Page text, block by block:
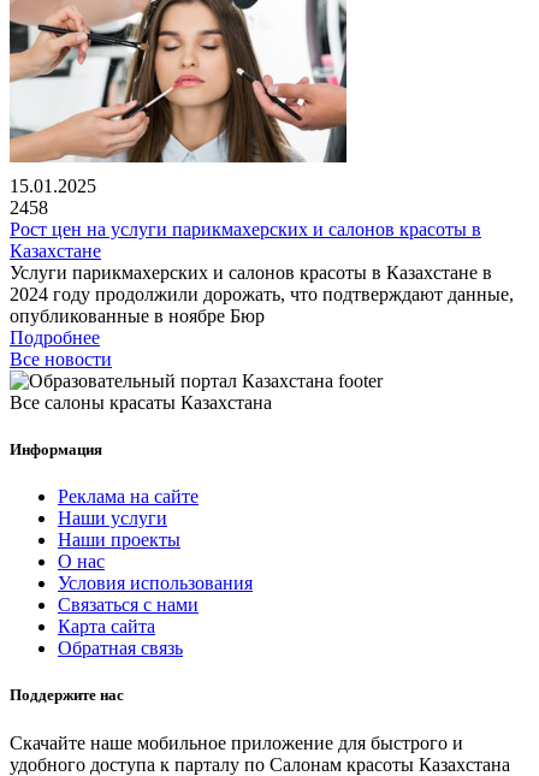
15.01.2025
2458
Рост цен на услуги парикмахерских и салонов красоты в
Казахстане
Услуги парикмахерских и салонов красоты в Казахстане в
2024 году продолжили дорожать, что подтверждают данные,
опубликованные в ноябре Бюр
Подробнее
Все новости
Все салоны красаты Казахстана
Информация
Реклама на сайте
Наши услуги
Наши проекты
О нас
Условия использования
Связаться с нами
Карта сайта
Обратная связь
Поддержите нас
Скачайте наше мобильное приложение для быстрого и
удобного доступа к парталу по Салонам красоты Казахстана